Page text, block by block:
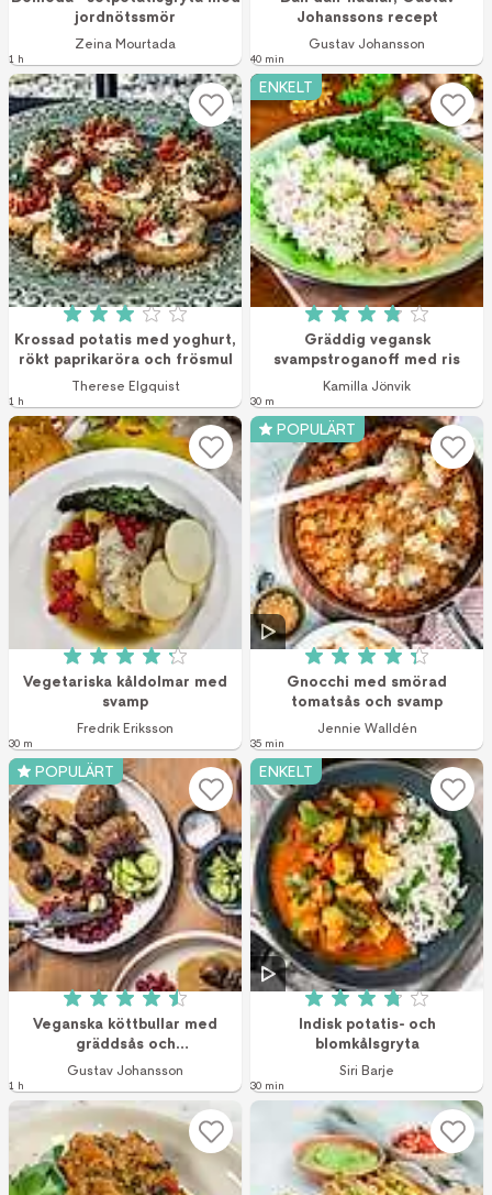
jordnötssmör
Zeina Mourtada
1 h
Johanssons recept
Gustav Johansson
40 min
Betyg: 3 av 5 (35 röster)
Krossad potatis med yoghurt,
rökt paprikaröra och frösmul
Therese Elgquist
1 h
ENKELT
Betyg: 3.9 av 5
Gräddig vegansk
svampstroganoff med ris
Kamilla Jönvik
30 m
Betyg: 4.2 av 5 (6 röster)
Vegetariska kåldolmar med
svamp
Fredrik Eriksson
30 m
POPULÄRT
Betyg: 4.3 av 5
Gnocchi med smörad
tomatsås och svamp
Jennie Walldén
35 min
POPULÄRT
Betyg: 4.5 av 5 (33 röster)
Veganska köttbullar med
gräddsås och
hasselbackspotatis
Gustav Johansson
1 h
ENKELT
Betyg: 3.8 av 5
Indisk potatis- och
blomkålsgryta
Siri Barje
30 min